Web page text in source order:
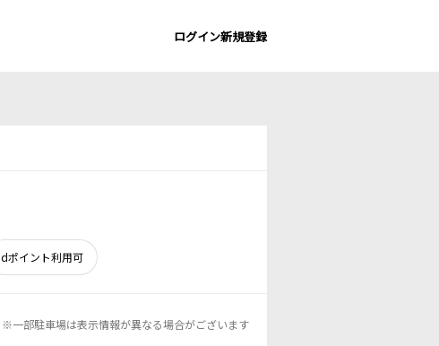
ログイン新規登録
dポイント利用可
※一部駐車場は表示情報が異なる場合がございます